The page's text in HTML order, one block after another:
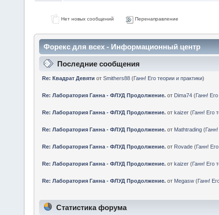
Нет новых сообщений Перенаправление
Форекс для всех - Информационный центр
Последние сообщения
Re: Квадрат Девяти от Smithers88(Ганн! Его теории и практики)
Re: Лаборатория Ганна - ФЛУД Продолжение.от Dima74(Ганн!
Re: Лаборатория Ганна - ФЛУД Продолжение.от kaizer(Ганн! Его
Re: Лаборатория Ганна - ФЛУД Продолжение.от Mathtrading(Ганн!
Re: Лаборатория Ганна - ФЛУД Продолжение.от Rovade(Ганн!
Re: Лаборатория Ганна - ФЛУД Продолжение.от kaizer(Ганн! Его
Re: Лаборатория Ганна - ФЛУД Продолжение.от Megasw(Ганн!
Статистика форума